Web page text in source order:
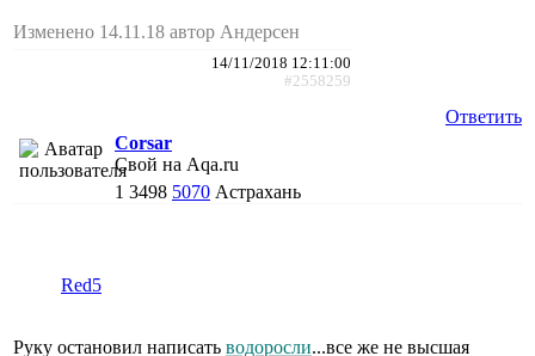
Изменено 14.11.18 автор Андерсен
14/11/2018 12:11:00
#2558259
Ответить
Corsar
Свой на Aqa.ru
1 3498 5070 Астрахань
Red5
Руку остановил написать водоросли...все же не высшая